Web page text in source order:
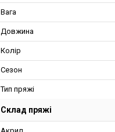
Вага
Довжина
Колір
Сезон
Тип пряжі
Склад пряжі